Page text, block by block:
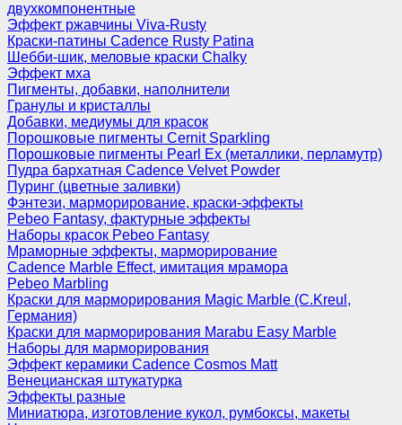
двухкомпонентные
Эффект ржавчины Viva-Rusty
Краски-патины Cadence Rusty Patina
Шебби-шик, меловые краски Chalky
Эффект мха
Пигменты, добавки, наполнители
Гранулы и кристаллы
Добавки, медиумы для красок
Порошковые пигменты Cernit Sparkling
Порошковые пигменты Pearl Ex (металлики, перламутр)
Пудра бархатная Cadence Velvet Powder
Пуринг (цветные заливки)
Фэнтези, марморирование, краски-эффекты
Pebeo Fantasy, фактурные эффекты
Наборы красок Pebeo Fantasy
Мраморные эффекты, марморирование
Cadence Marble Effect, имитация мрамора
Pebeo Marbling
Краски для марморирования Magic Marble (C.Kreul,
Германия)
Краски для марморирования Marabu Easy Marble
Наборы для марморирования
Эффект керамики Cadence Cosmos Matt
Венецианская штукатурка
Эффекты разные
Миниатюра, изготовление кукол, румбоксы, макеты